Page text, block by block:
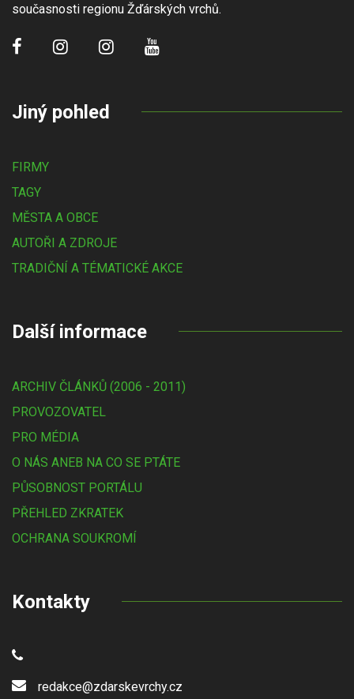
současnosti regionu Žďárských vrchů.
Jiný pohled
FIRMY
TAGY
MĚSTA A OBCE
AUTOŘI A ZDROJE
TRADIČNÍ A TÉMATICKÉ AKCE
Další informace
ARCHIV ČLÁNKŮ (2006 - 2011)
PROVOZOVATEL
PRO MÉDIA
O NÁS ANEB NA CO SE PTÁTE
PŮSOBNOST PORTÁLU
PŘEHLED ZKRATEK
OCHRANA SOUKROMÍ
Kontakty
redakce@zdarskevrchy.cz